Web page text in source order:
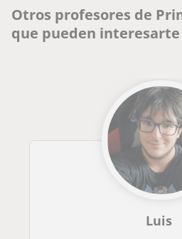
Otros profesores de
que pueden interesarte
Luis